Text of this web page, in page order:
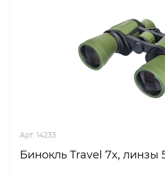
Арт. 14233
Бинокль Travel 7x, линзы